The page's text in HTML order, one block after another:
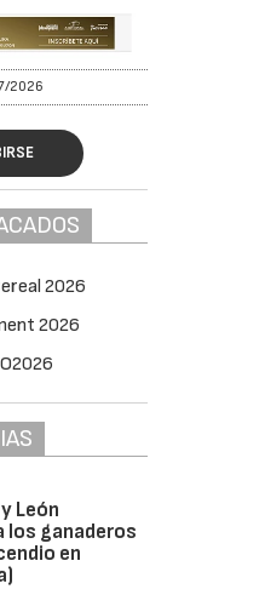
2026
León
los ganaderos
en